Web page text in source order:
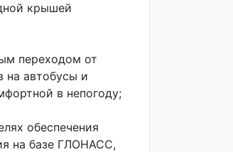
крышей
переходом от
на автобусы и
в непогоду;
обеспечения
на базе ГЛОНАСС,